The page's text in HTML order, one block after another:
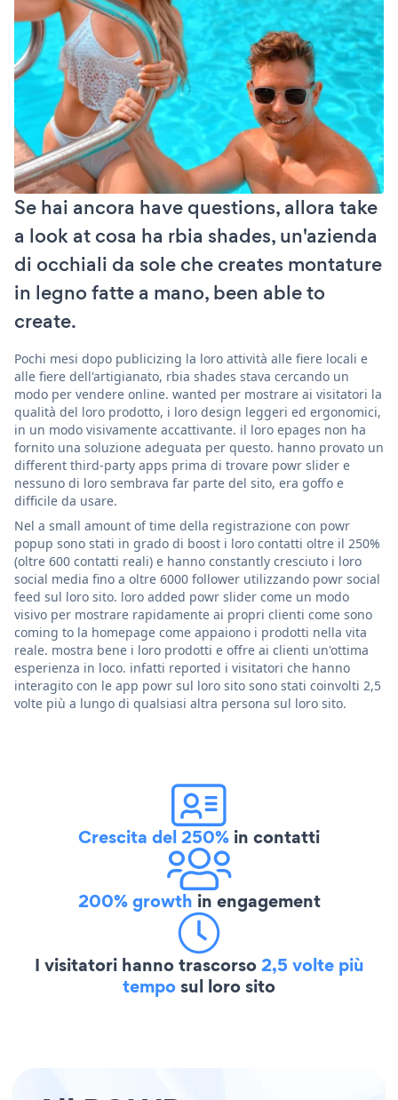
Se hai ancora have questions, allora take
a look at cosa ha rbia shades, un'azienda
di occhiali da sole che creates montature
in legno fatte a mano, been able to
create.
Pochi mesi dopo publicizing la loro attività alle fiere locali e
alle fiere dell'artigianato, rbia shades stava cercando un
modo per vendere online. wanted per mostrare ai visitatori la
qualità del loro prodotto, i loro design leggeri ed ergonomici,
in un modo visivamente accattivante. il loro epages non ha
fornito una soluzione adeguata per questo. hanno provato un
different third-party apps prima di trovare powr slider e
nessuno di loro sembrava far parte del sito, era goffo e
difficile da usare.
Nel a small amount of time della registrazione con powr
popup sono stati in grado di boost i loro contatti oltre il 250%
(oltre 600 contatti reali) e hanno constantly cresciuto i loro
social media fino a oltre 6000 follower utilizzando powr social
feed sul loro sito. loro added powr slider come un modo
visivo per mostrare rapidamente ai propri clienti come sono
coming to la homepage come appaiono i prodotti nella vita
reale. mostra bene i loro prodotti e offre ai clienti un'ottima
esperienza in loco. infatti reported i visitatori che hanno
interagito con le app powr sul loro sito sono stati coinvolti 2,5
volte più a lungo di qualsiasi altra persona sul loro sito.
Crescita del 250% in contatti
200% growth in engagement
I visitatori hanno trascorso2,5 volte più
temposul loro sito